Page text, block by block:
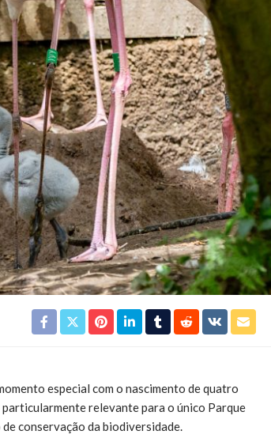
especial com o nascimento de quatro
relevante para o único Parque
conservação da biodiversidade.